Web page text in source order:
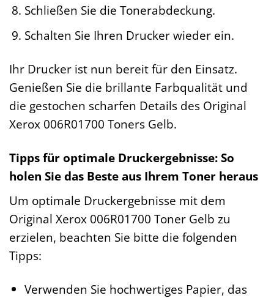
Schließen Sie die Tonerabdeckung.
Schalten Sie Ihren Drucker wieder ein.
Ihr Drucker ist nun bereit für den Einsatz.
Genießen Sie die brillante Farbqualität und
die gestochen scharfen Details des Original
Xerox 006R01700 Toners Gelb.
Tipps für optimale Druckergebnisse: So
holen Sie das Beste aus Ihrem Toner heraus
Um optimale Druckergebnisse mit dem
Original Xerox 006R01700 Toner Gelb zu
erzielen, beachten Sie bitte die folgenden
Tipps:
Verwenden Sie hochwertiges Papier, das